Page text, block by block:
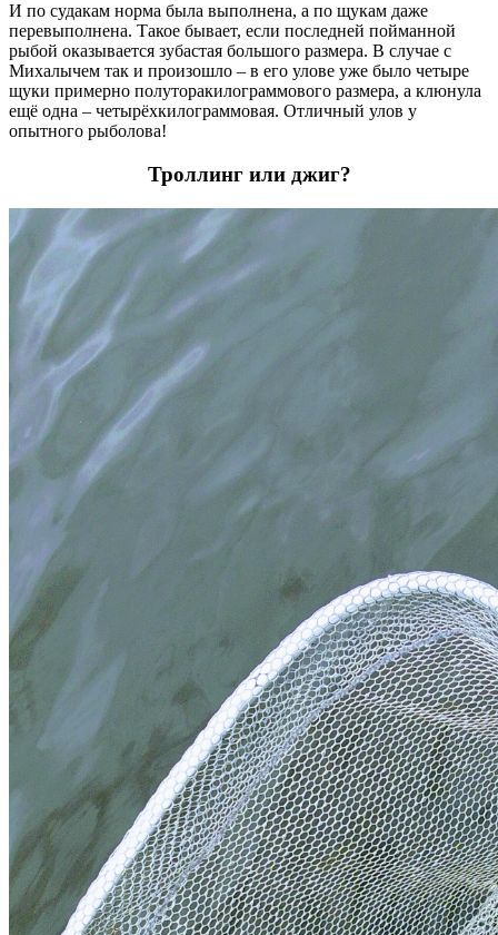
И по судакам норма была выполнена, а по щукам даже
перевыполнена. Такое бывает, если последней пойманной
рыбой оказывается зубастая большого размера. В случае с
Михалычем так и произошло – в его улове уже было четыре
щуки примерно полуторакилограммового размера, а клюнула
ещё одна – четырёхкилограммовая. Отличный улов у
опытного рыболова!
Троллинг или джиг?